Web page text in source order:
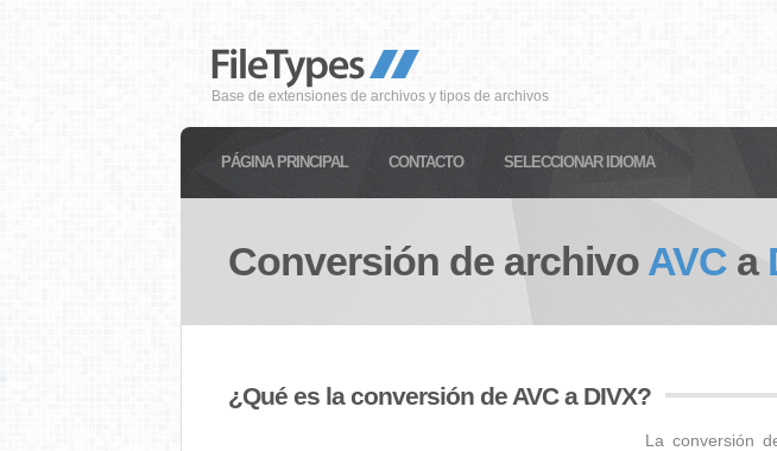
Base de extensiones de archivos y tipos de archivos
PÁGINA PRINCIPAL CONTACTO SELECCIONAR IDIOMA
Conversión de archivo AVC a
¿Qué es la conversión de AVC a DIVX?
La conversión